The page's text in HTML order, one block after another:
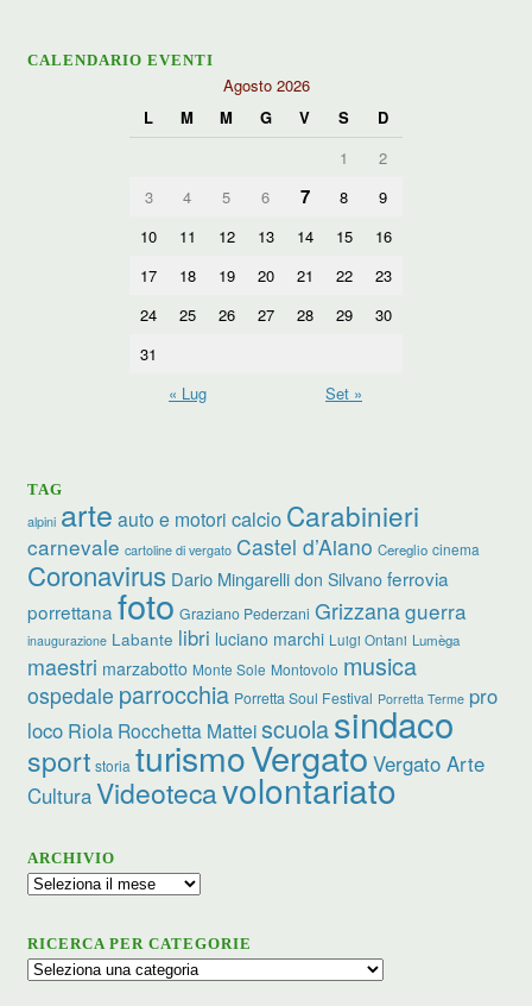
CALENDARIO EVENTI
Agosto 2026
L
M M G V S
D
1
2
3
4 5 6 7 8
9
10
11 12 13 14 15
16
17
18 19 20 21 22
23
24
25 26 27 28 29
30
31
« Lug
Set »
TAG
alpini arte auto e motori calcio Carabinieri
carnevale cartoline di vergato Castel d’Aiano Cereglio cinema
Coronavirus Dario Mingarelli don Silvano ferrovia
porrettana foto Graziano Pederzani Grizzanaguerra
inaugurazione Labante libri luciano marchi Luigi Ontani Lumèga
maestri marzabotto Monte Sole Montovolo musica
ospedale parrocchia Porretta Soul Festival Porretta Terme pro
loco Riola Rocchetta Matteiscuolasindaco
sport storia turismoVergato Vergato Arte
CulturaVideotecavolontariato
ARCHIVIO
Archivio
RICERCA PER CATEGORIE
Ricerca